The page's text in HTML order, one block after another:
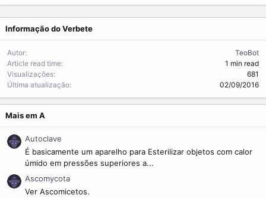
t
e
a
d
Informação do Verbete
Autor
TeoBot
Article read time
1 min read
Visualizações
681
Última atualização
02/09/2016
Mais em A
Autoclave
É basicamente um aparelho para Esterilizar objetos com calor
úmido em pressões superiores a...
Ascomycota
Ver Ascomicetos.